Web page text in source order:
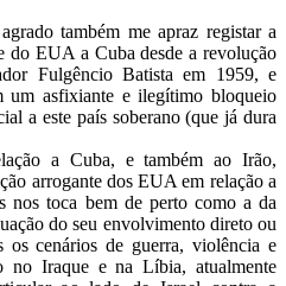
também me apraz registar a
do EUA a Cuba desde a revolução
Fulgêncio Batista em 1959, e
um asfixiante e ilegítimo bloqueio
a este país soberano (que já dura
a Cuba, e também ao Irão,
arrogante dos EUA em relação a
nos toca bem de perto como a da
do seu envolvimento direto ou
os cenários de guerra, violência e
no Iraque e na Líbia, atualmente